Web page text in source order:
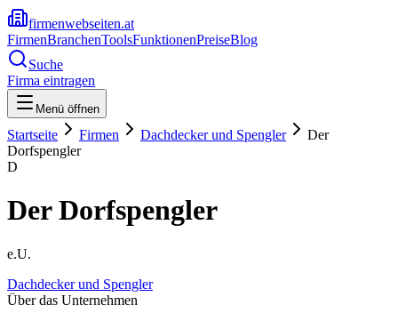
firmenwebseiten.at
FirmenBranchenToolsFunktionenPreiseBlog
Suche
Firma eintragen
Menü öffnen
Startseite Firmen Dachdecker und Spengler
Der
Dorfspengler
D
Der Dorfspengler
e.U.
Dachdecker und Spengler
Über das Unternehmen